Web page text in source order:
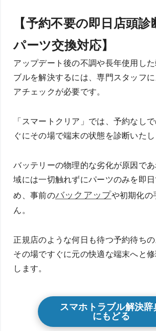
【予約不要の即日店頭
パーツ交換対応】
アップデート後の不調や長年使用し
ブルを解決するには、専門スタッフ
アチェックが必要です。
「スマートクリア」では、予約なし
ぐにその場で端末の状態を診断いたし
バッテリーの物理的な劣化が原因で
域には一切触れずにパーツのみを即
め、事前のバックアップや初期化の
ん。
正規店のような何日も待つ予約待ちの
その場ですぐに元の快適な端末へと
します。
スマホトラブル解決辞
にもどる